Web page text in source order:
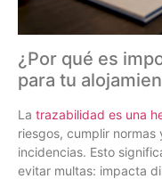
¿Por qué es
para tu
La trazabilidad es una
riesgos, cumplir
incidencias. Esto
evitar multas: impacta